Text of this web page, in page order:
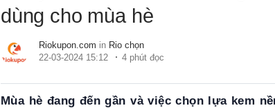
dùng cho mùa hè
Riokupon.com in Rio chọn
22-03-2024 15:12
4 phút đọc
Mùa hè đang đến gần và việc chọn lựa kem